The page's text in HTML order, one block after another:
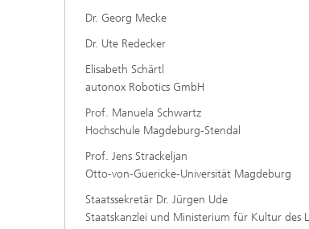
Dr. Georg Mecke
Dr. Ute Redecker
Elisabeth Schärtl
autonox Robotics GmbH
Prof. Manuela Schwartz
Hochschule Magdeburg-Stendal
Prof. Jens Strackeljan
Otto-von-Guericke-Universität Magdeburg
Staatssekretär Dr. Jürgen Ude
Staatskanzlei und Ministerium für Kultur des